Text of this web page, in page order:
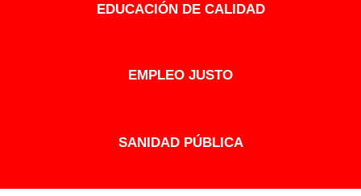
EDUCACIÓN DE CALIDAD
EMPLEO JUSTO
SANIDAD PÚBLICA